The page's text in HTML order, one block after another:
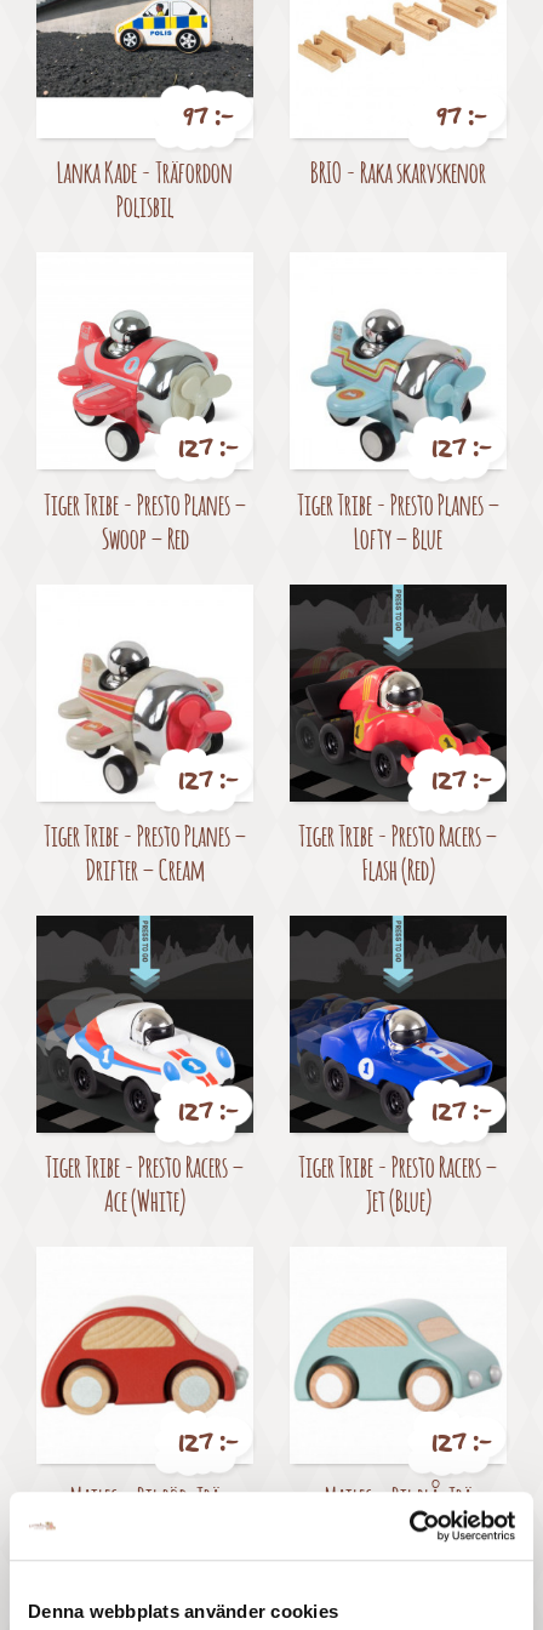
Denna webbplats använder cookies
Pris
97 :-
Lanka Kade - Träfordon
Polisbil
Pris
97 :-
BRIO - Raka skarvskenor
Pris
127 :-
Tiger Tribe - Presto Planes –
Swoop – Red
Pris
127 :-
Tiger Tribe - Presto Planes –
Lofty – Blue
Pris
127 :-
Tiger Tribe - Presto Planes –
Drifter – Cream
Pris
127 :-
Tiger Tribe - Presto Racers –
Flash (Red)
Pris
127 :-
Tiger Tribe - Presto Racers –
Ace (White)
Pris
127 :-
Tiger Tribe - Presto Racers –
Jet (Blue)
Pris
127 :-
Maileg - Bil röd, Trä
Pris
127 :-
Maileg - Bil blå, Trä